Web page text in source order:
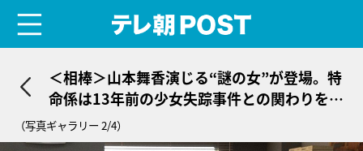
＜相棒＞山本舞香演じる“謎の女”が登場。特
命係は13年前の少女失踪事件との関わりを探
る
（写真ギャラリー 2/4）